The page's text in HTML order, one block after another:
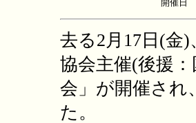
開催日
去る2月17日(金
協会主催(後援
会」が開催され
た。